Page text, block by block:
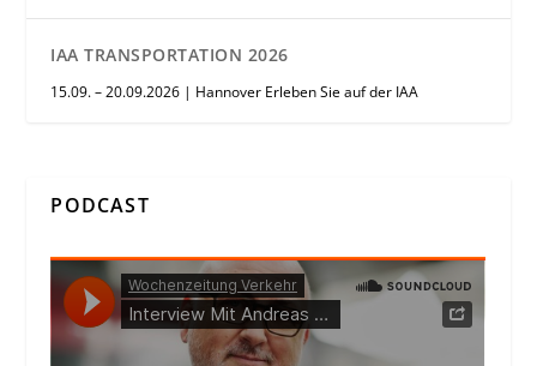
IAA TRANSPORTATION 2026
15.09. – 20.09.2026 | Hannover Erleben Sie auf der IAA
PODCAST